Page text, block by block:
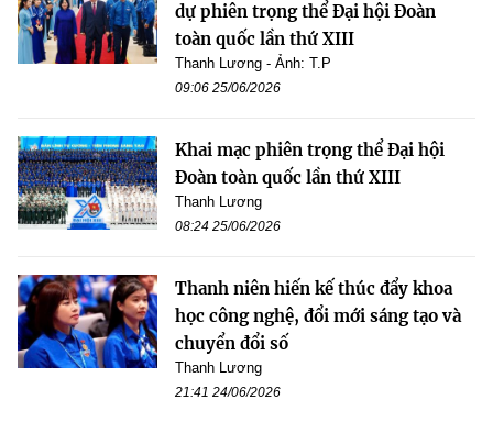
dự phiên trọng thể Đại hội Đoàn
toàn quốc lần thứ XIII
Thanh Lương - Ảnh: T.P
09:06 25/06/2026
Khai mạc phiên trọng thể Đại hội
Đoàn toàn quốc lần thứ XIII
Thanh Lương
08:24 25/06/2026
Thanh niên hiến kế thúc đẩy khoa
học công nghệ, đổi mới sáng tạo và
chuyển đổi số
Thanh Lương
21:41 24/06/2026